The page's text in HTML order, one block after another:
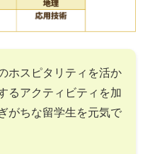
ホスピタリティを活か
るアクティビティを加
がちな留学生を元気で